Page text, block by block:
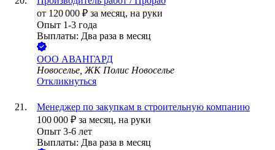
от 120 000 ₽ за месяц, на руки
Опыт 1-3 года
Выплаты: Два раза в месяц
ООО АВАНГАРД
Новоселье, ЖК Полис Новоселье
Откликнуться
Менеджер по закупкам в строительную компанию
100 000 ₽ за месяц, на руки
Опыт 3-6 лет
Выплаты: Два раза в месяц